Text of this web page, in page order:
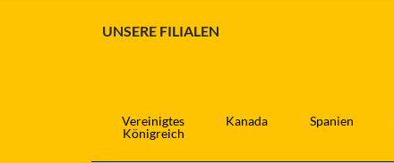
UNSERE FILIALEN
Vereinigtes
Königreich
Kanada Spanien